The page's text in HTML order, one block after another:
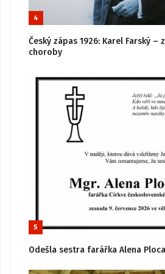
4
Český zápas 1926: Karel Farský –
choroby
5
Odešla sestra farářka Alena